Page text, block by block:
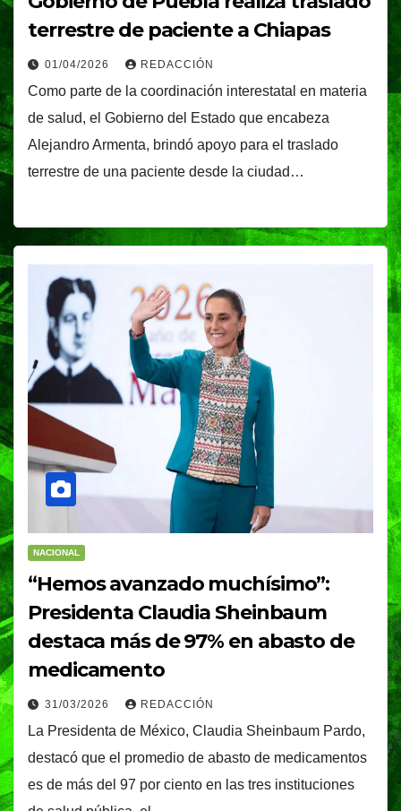
terrestre de paciente a Chiapas
01/04/2026 REDACCIÓN
Como parte de la coordinación interestatal en materia
de salud, el Gobierno del Estado que encabeza
Alejandro Armenta, brindó apoyo para el traslado
terrestre de una paciente desde la ciudad…
NACIONAL
“Hemos avanzado muchísimo”:
Presidenta Claudia Sheinbaum
destaca más de 97% en abasto de
medicamento
31/03/2026 REDACCIÓN
La Presidenta de México, Claudia Sheinbaum Pardo,
destacó que el promedio de abasto de medicamentos
es de más del 97 por ciento en las tres instituciones